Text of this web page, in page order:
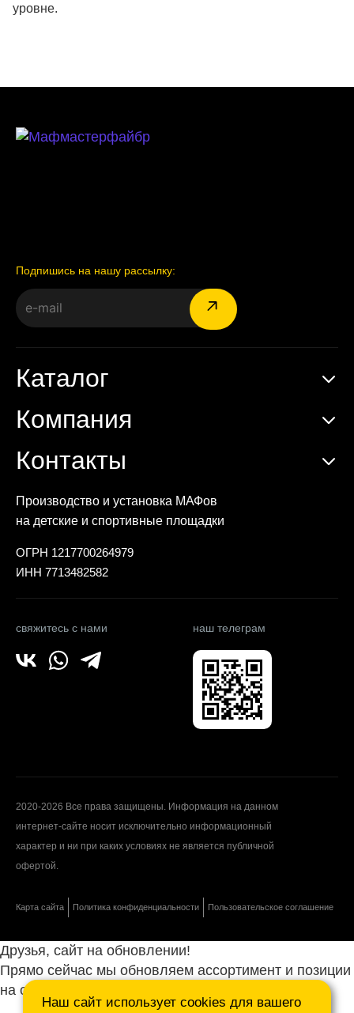
уровне.
Подпишись на нашу рассылку:
Производство и установка МАФов
на детские и спортивные площадки
ОГРН 1217700264979
ИНН 7713482582
свяжитесь с нами наш телеграм
Каталог
Компания
Контакты
2020-2026 Все права защищены. Информация на данном
интернет-сайте носит исключительно информационный
характер и ни при каких условиях не является публичной
офертой.
Карта сайта Политика конфиденциальности Пользовательское соглашение
Наш сайт использует cookies для вашего
Друзья, сайт на обновлении!
Прямо сейчас мы обновляем ассортимент и позиции
на сайте.